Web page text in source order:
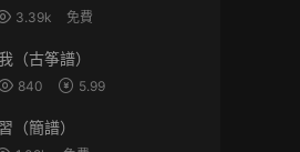
3.39k 免費
（古筝譜）
840 5.99
（簡譜）